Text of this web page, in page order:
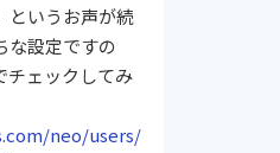
というお声が続
な設定ですの
チェックしてみ
neo/users/